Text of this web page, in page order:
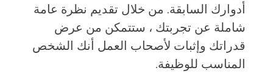
أدوارك السابقة. من خلال تقديم نظرة عامة
شاملة عن تجربتك ، ستتمكن من عرض
قدراتك وإثبات لأصحاب العمل أنك الشخص
المناسب للوظيفة.